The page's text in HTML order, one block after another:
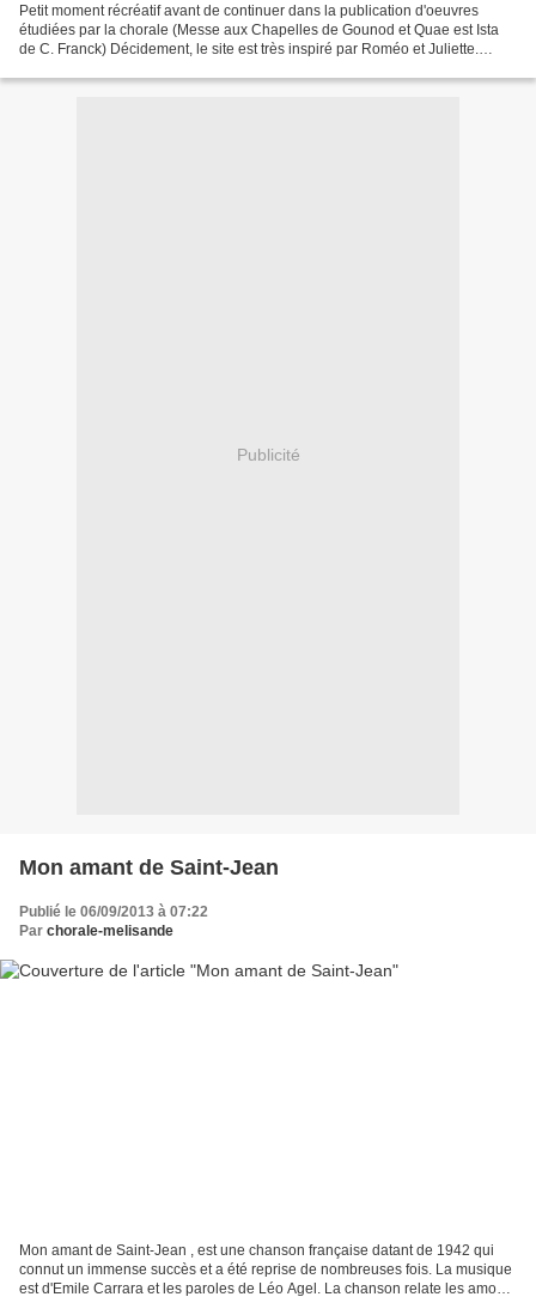
Petit moment récréatif avant de continuer dans la publication d'oeuvres
étudiées par la chorale (Messe aux Chapelles de Gounod et Quae est Ista
de C. Franck) Décidement, le site est très inspiré par Roméo et Juliette.
Publicité
Mon amant de Saint-Jean
Publié le 06/09/2013 à 07:22
Par chorale-melisande
Mon amant de Saint-Jean , est une chanson française datant de 1942 qui
connut un immense succès et a été reprise de nombreuses fois. La musique
est d'Emile Carrara et les paroles de Léo Agel. La chanson relate les amours